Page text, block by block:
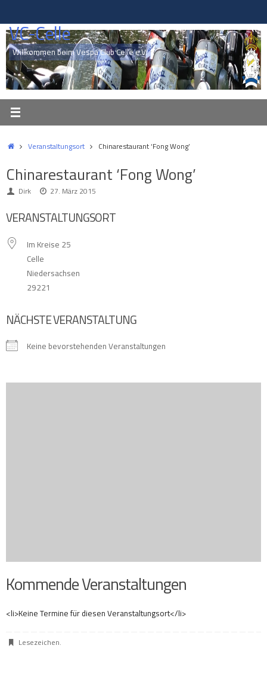
springen
VC-Celle
Willkommen beim Vespa Club Celle e.V.
StartVeranstaltungsort Chinarestaurant ‘Fong Wong’
Chinarestaurant ‘Fong Wong’
Dirk 27. März 2015
VERANSTALTUNGSORT
Im Kreise 25
Celle
Niedersachsen
29221
NÄCHSTE VERANSTALTUNG
Keine bevorstehenden Veranstaltungen
Kommende Veranstaltungen
<li>Keine Termine für diesen Veranstaltungsort</li>
Lesezeichen.